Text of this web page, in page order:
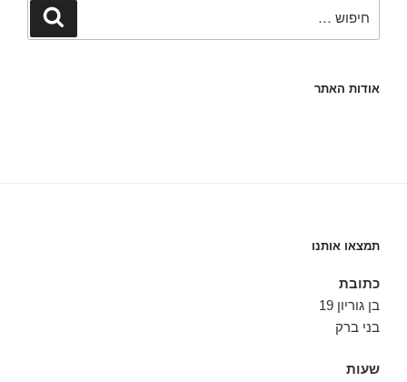
חיפוש
אודות האתר
תמצאו אותנו
כתובת
בן גוריון 19
בני ברק
שעות